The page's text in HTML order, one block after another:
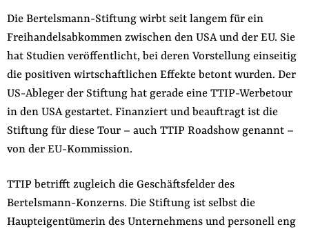
Die Bertelsmann-Stiftung wirbt seit langem für ein
Freihandelsabkommen zwischen den USA und der EU. Sie
hat Studien veröffentlicht, bei deren Vorstellung einseitig
die positiven wirtschaftlichen Effekte betont wurden. Der
US-Ableger der Stiftung hat gerade eine TTIP-Werbetour
in den USA gestartet. Finanziert und beauftragt ist die
Stiftung für diese Tour – auch TTIP Roadshow genannt –
von der EU-Kommission.
TTIP betrifft zugleich die Geschäftsfelder des
Bertelsmann-Konzerns. Die Stiftung ist selbst die
Haupteigentümerin des Unternehmens und personell eng